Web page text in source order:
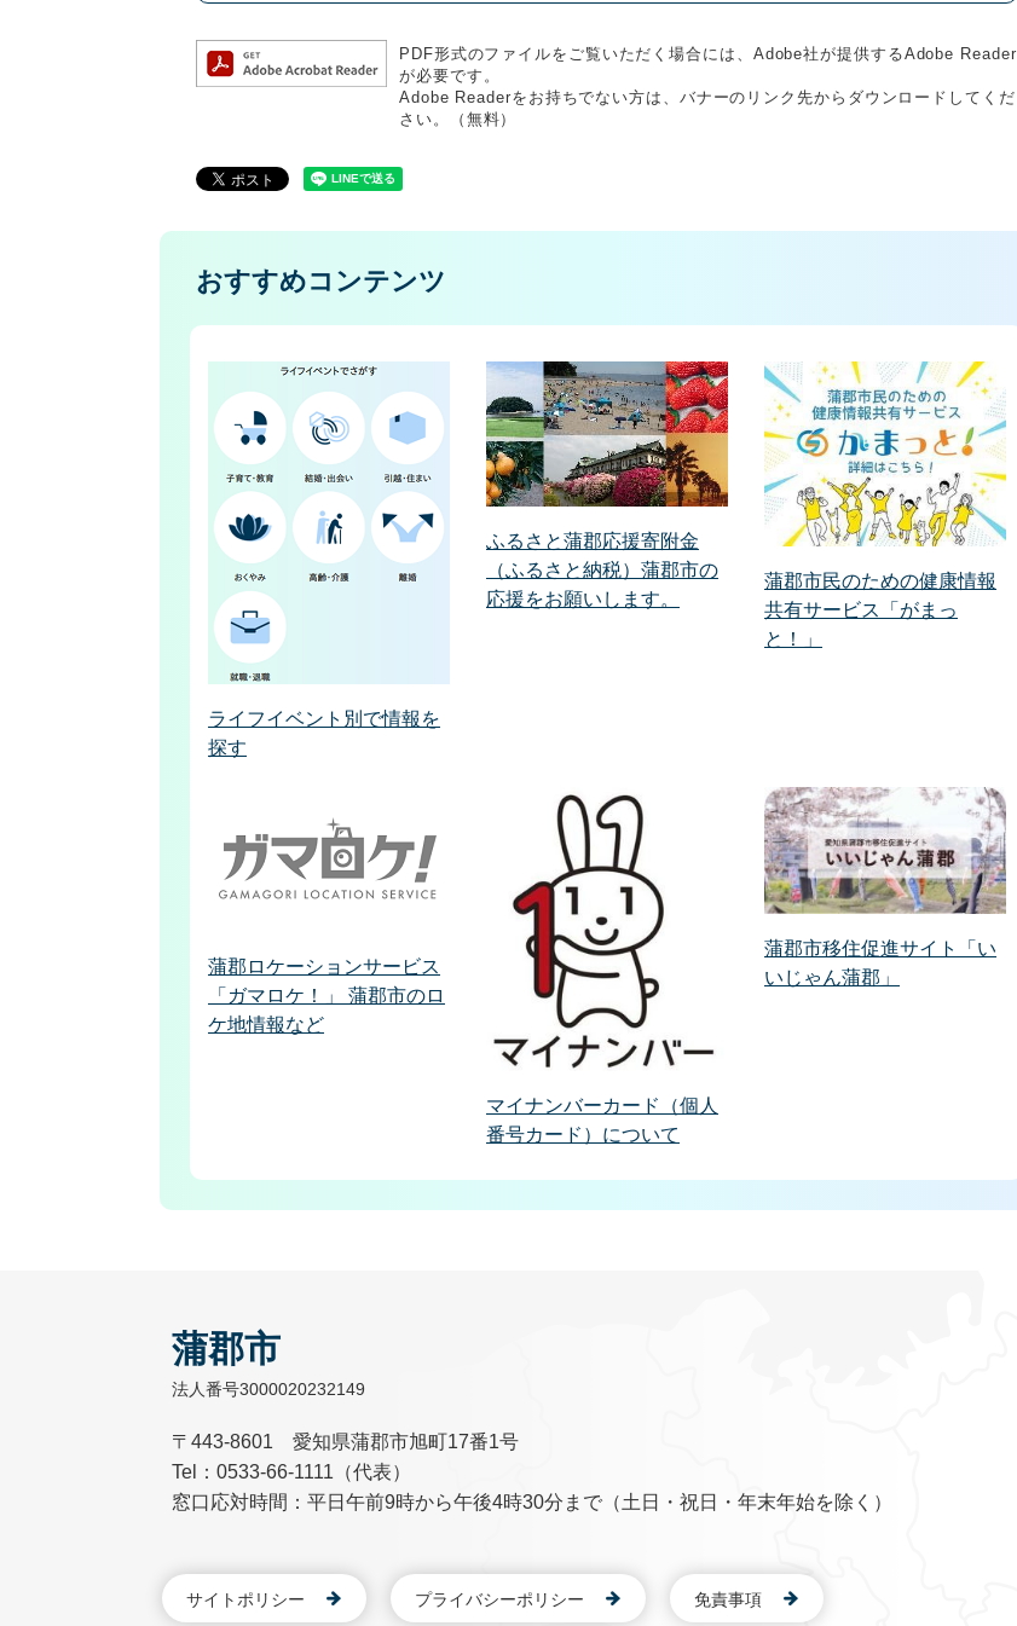
PDF形式のファイルをご覧いただく場合には、Adobe社が提供するAdobe Reader
が必要です。
Adobe Readerをお持ちでない方は、バナーのリンク先からダウンロードしてくだ
さい。（無料）
おすすめコンテンツ
ライフイベント別で情報を
探す
ふるさと蒲郡応援寄附金
（ふるさと納税）蒲郡市の
応援をお願いします。
蒲郡市民のための健康情報
共有サービス「がまっ
と！」
蒲郡ロケーションサービス
「ガマロケ！」 蒲郡市のロ
ケ地情報など
マイナンバーカード（個人
番号カード）について
蒲郡市移住促進サイト「い
いじゃん蒲郡」
蒲郡市
法人番号3000020232149
〒443-8601 愛知県蒲郡市旭町17番1号
Tel：0533-66-1111（代表）
窓口応対時間：平日午前9時から午後4時30分まで（土日・祝日・年末年始を除く）
サイトポリシー プライバシーポリシー 免責事項